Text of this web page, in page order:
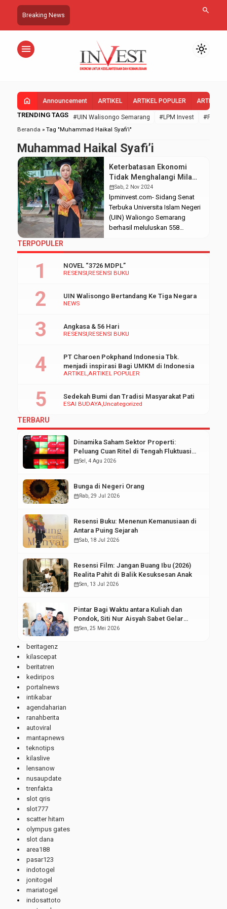
Breaking News search
menu light_mode
home Announcement ARTIKEL ARTIKEL POPULER ARTIKEL
TRENDING TAGS #UIN Walisongo Semarang #LPM Invest
#FEBI
Beranda » Tag "Muhammad Haikal Syafi’i"
Muhammad Haikal Syafi’i
Keterbatasan Ekonomi
Tidak Menghalangi Mila
Menjadi Wisudawan
Terbaik UIN Walisongo
Semarang
calendar_monthSab, 2 Nov 2024
lpminvest.com- Sidang Senat
Terbuka Universita Islam Negeri
(UIN) Waliongo Semarang
berhasil meluluskan 558
(KPI), Fakultas Dakwah dan
menjadi wisudawan terbaik
Auditorium II Kampus 3. Ia
TERPOPULER
RESENSI RESENSI BUKU
NOVEL “3726 MDPL”
NEWS
UIN Walisongo Bertandang Ke Tiga Negara
RESENSI RESENSI BUKU
Angkasa & 56 Hari
ARTIKELARTIKEL POPULER
PT Charoen Pokphand Indonesia Tbk.
menjadi inspirasi Bagi UMKM di Indonesia
ESAI BUDAYAUncategorized
Sedekah Bumi dan Tradisi Masyarakat Pati
TERBARU
Dinamika Saham Sektor Properti:
Peluang Cuan Ritel di Tengah Fluktuasi
Pasar Modal
calendar_monthSel, 4 Agu 2026
Bunga di Negeri Orang
calendar_monthRab, 29 Jul 2026
Resensi Buku: Menenun Kemanusiaan di
Antara Puing Sejarah
calendar_monthSab, 18 Jul 2026
Resensi Film: Jangan Buang Ibu (2026)
Realita Pahit di Balik Kesuksesan Anak
calendar_monthSen, 13 Jul 2026
Pintar Bagi Waktu antara Kuliah dan
Pondok, Siti Nur Aisyah Sabet Gelar
Wisudawan Terbaik
calendar_monthSen, 25 Mei 2026
beritagenz
kilascepat
beritatren
kediripos
portalnews
intikabar
agendaharian
ranahberita
autoviral
mantapnews
teknotips
kilaslive
lensanow
nusaupdate
trenfakta
slot qris
slot777
scatter hitam
olympus gates
slot dana
area188
pasar123
indotogel
jonitogel
mariatogel
indosattoto